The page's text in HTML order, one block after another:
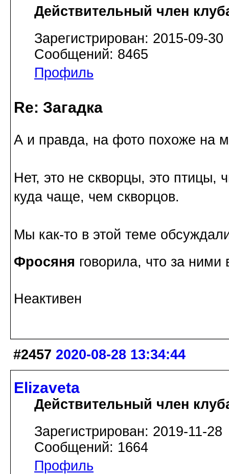
Действительный член
Зарегистрирован: 2015-09-30
Сообщений: 8465
Профиль
Re: Загадка
А и правда, на фото похоже на
Нет, это не скворцы, это птицы,
куда чаще, чем скворцов.
Мы как-то в этой теме
Фросяня говорила, что за
Неактивен
#2457 2020-08-28 13:34:44
Elizaveta
Действительный член
Зарегистрирован: 2019-11-28
Сообщений: 1664
Профиль